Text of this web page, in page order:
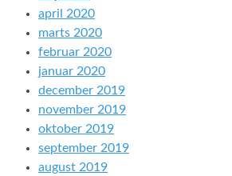
april 2020
marts 2020
februar 2020
januar 2020
december 2019
november 2019
oktober 2019
september 2019
august 2019